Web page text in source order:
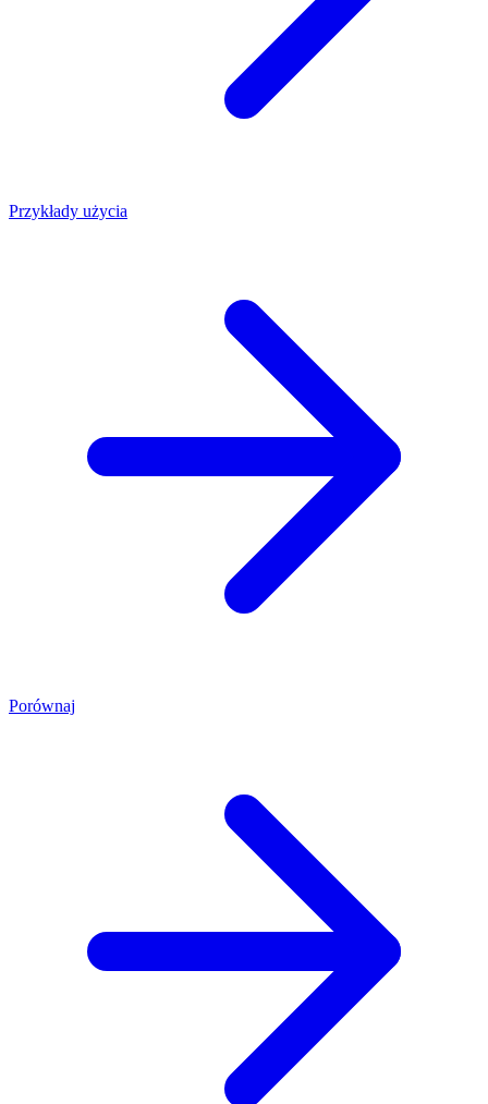
Przykłady użycia
Porównaj